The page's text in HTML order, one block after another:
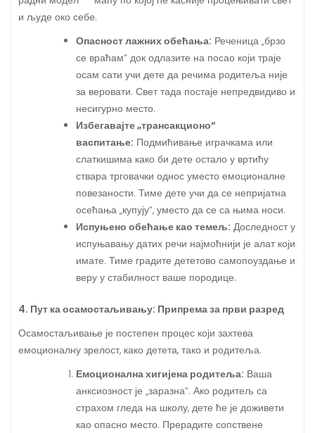
и људе око себе.
Опасност лажних обећања: Реченица „брзо
се враћам“ док одлазите на посао који траје
осам сати учи дете да речима родитеља није
за веровати. Свет тада постаје непредвидиво и
несигурно место.
Избегавајте „трансакционо“
васпитање: Подмићивање играчкама или
слаткишима како би дете остало у вртићу
ствара трговачки однос уместо емоционалне
повезаности. Тиме дете учи да се непријатна
осећања „купују“, уместо да се са њима носи.
Испуњено обећање као темељ: Доследност у
испуњавању датих речи најмоћнији је алат који
имате. Тиме градите дететово самопоуздање и
веру у стабилност ваше породице.
4. Пут ка осамостаљивању: Припрема за први разред
Осамостаљивање је постепен процес који захтева
емоционалну зрелост, како детета, тако и родитеља.
Емоционална хигијена родитеља: Ваша
анксиозност је „заразна“. Ако родитељ са
страхом гледа на школу, дете ће је доживети
као опасно место. Прерадите сопствене